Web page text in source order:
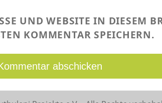
UND WEBSITE IN DIESEM
KOMMENTAR SPEICHERN.